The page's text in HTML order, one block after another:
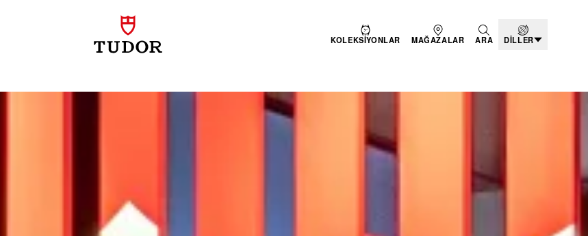
KOLEKSIYONLAR MAĞAZALAR ARA DILLER